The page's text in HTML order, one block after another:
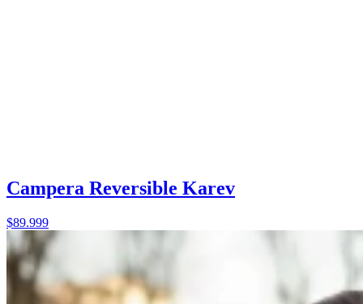
Campera Reversible Karev
$89.999